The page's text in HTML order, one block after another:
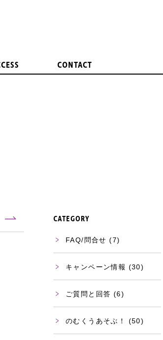
CONTACT
CATEGORY
FAQ/問合せ (7)
キャンペーン情報 (30)
ご質問と回答 (6)
のむくうあそぶ！ (50)